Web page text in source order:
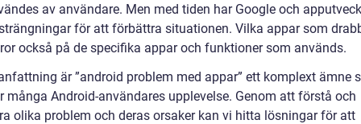
av användare. Men med tiden har Google och
för att förbättra situationen. Vilka appar som
också på de specifika appar och funktioner som används.
är ”android problem med appar” ett komplext ämne
många Android-användares upplevelse. Genom att förstå och
olika problem och deras orsaker kan vi hitta lösningar för att